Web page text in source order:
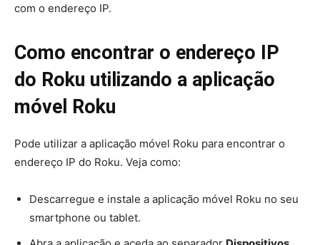
com o endereço IP.
Como encontrar o endereço IP
do Roku utilizando a aplicação
móvel Roku
Pode utilizar a aplicação móvel Roku para encontrar o
endereço IP do Roku. Veja como:
Descarregue e instale a aplicação móvel Roku no seu
smartphone ou tablet.